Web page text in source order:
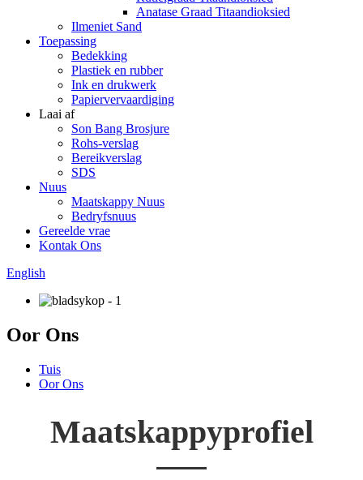
Anatase Graad Titaandioksied
Ilmeniet Sand
Toepassing
Bedekking
Plastiek en rubber
Ink en drukwerk
Papiervervaardiging
Laai af
Son Bang Brosjure
Rohs-verslag
Bereikverslag
SDS
Nuus
Maatskappy Nuus
Bedryfsnuus
Gereelde vrae
Kontak Ons
English
Oor Ons
Tuis
Oor Ons
Maatskappyprofiel